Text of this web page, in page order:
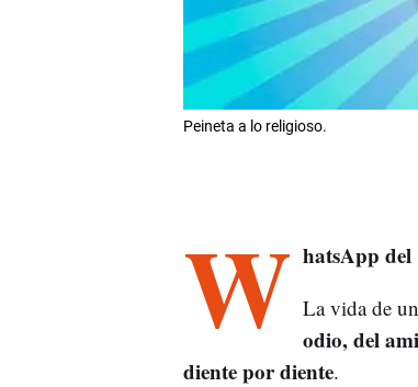
Peineta a lo religioso.
W hatsApp
La vida de
odio, del
diente por diente.